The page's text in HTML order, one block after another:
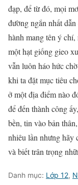
đạp, để từ đó, mọi
đường ngắn nhất
hành mang tên ý
một hạt giống gieo
vẫn luôn háo hức
khi ta đặt mục tiêu
ở một địa điểm nào
để đến thành công
bền, tin vào bản
nhiêu lần nhưng hãy
và biết trân trọng
Danh mục: Lớp 12,